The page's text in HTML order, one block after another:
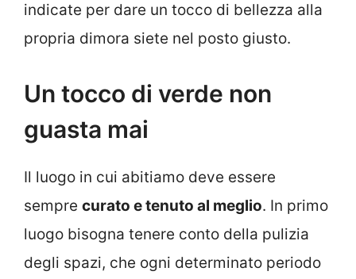
indicate per dare un tocco di bellezza alla
propria dimora siete nel posto giusto.
Un tocco di verde non
guasta mai
Il luogo in cui abitiamo deve essere
sempre curato e tenuto al meglio. In primo
luogo bisogna tenere conto della pulizia
degli spazi, che ogni determinato periodo